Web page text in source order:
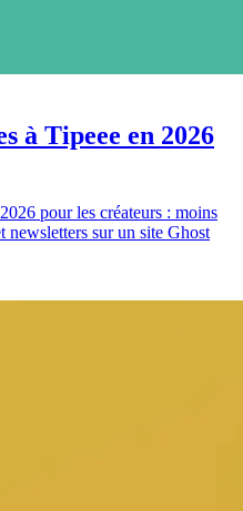
à Tipeee en 2026
pour les créateurs : moins
newsletters sur un site Ghost